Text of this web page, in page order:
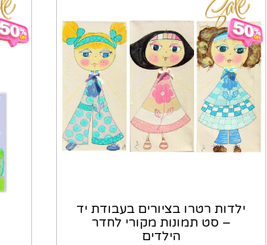
ילדות רטרו בציורים בעבודת יד
– סט תמונות מקורי לחדר
הילדים